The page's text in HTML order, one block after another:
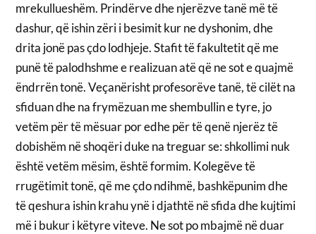
mrekullueshëm. Prindërve dhe njerëzve tanë më të
dashur, që ishin zëri i besimit kur ne dyshonim, dhe
drita jonë pas çdo lodhjeje. Stafit të fakultetit që me
punë të palodhshme e realizuan atë që ne sot e quajmë
ëndrrën tonë. Veçanërisht profesorëve tanë, të cilët na
sfiduan dhe na frymëzuan me shembullin e tyre, jo
vetëm për të mësuar por edhe për të qenë njerëz të
dobishëm në shoqëri duke na treguar se: shkollimi nuk
është vetëm mësim, është formim. Kolegëve të
rrugëtimit tonë, që me çdo ndihmë, bashkëpunim dhe
të qeshura ishin krahu ynë i djathtë në sfida dhe kujtimi
më i bukur i këtyre viteve. Ne sot po mbajmë në duar